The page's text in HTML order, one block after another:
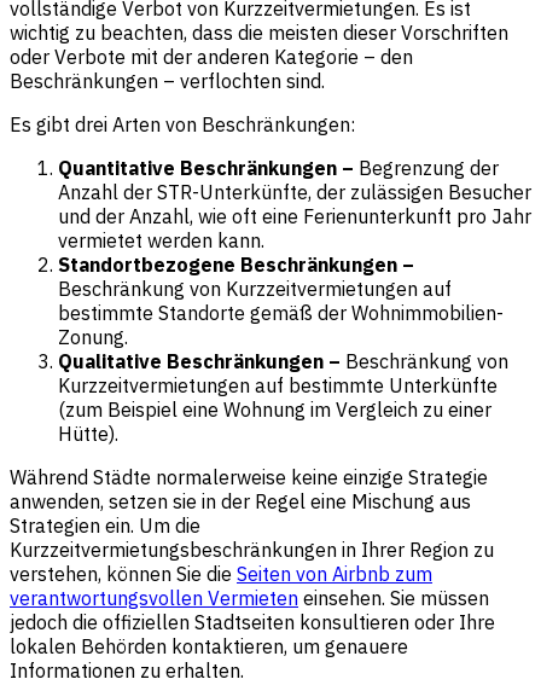
vollständige Verbot von Kurzzeitvermietungen. Es ist
wichtig zu beachten, dass die meisten dieser Vorschriften
oder Verbote mit der anderen Kategorie – den
Beschränkungen – verflochten sind.
Es gibt drei Arten von Beschränkungen:
Quantitative Beschränkungen – Begrenzung der
Anzahl der STR-Unterkünfte, der zulässigen Besucher
und der Anzahl, wie oft eine Ferienunterkunft pro Jahr
vermietet werden kann.
Standortbezogene Beschränkungen –
Beschränkung von Kurzzeitvermietungen auf
bestimmte Standorte gemäß der Wohnimmobilien-
Zonung.
Qualitative Beschränkungen – Beschränkung von
Kurzzeitvermietungen auf bestimmte Unterkünfte
(zum Beispiel eine Wohnung im Vergleich zu einer
Hütte).
Während Städte normalerweise keine einzige Strategie
anwenden, setzen sie in der Regel eine Mischung aus
Strategien ein. Um die
Kurzzeitvermietungsbeschränkungen in Ihrer Region zu
verstehen, können Sie die Seiten von Airbnb zum
verantwortungsvollen Vermieten einsehen. Sie müssen
jedoch die offiziellen Stadtseiten konsultieren oder Ihre
lokalen Behörden kontaktieren, um genauere
Informationen zu erhalten.